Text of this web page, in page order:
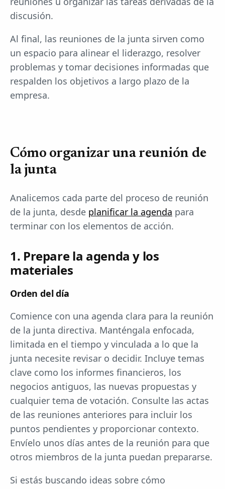
discusión.
Al final, las reuniones de la junta sirven como
un espacio para alinear el liderazgo, resolver
problemas y tomar decisiones informadas que
respalden los objetivos a largo plazo de la
empresa.
Cómo organizar una reunión de
la junta
Analicemos cada parte del proceso de reunión
de la junta, desde planificar la agenda para
terminar con los elementos de acción.
1. Prepare la agenda y los
materiales
Orden del día
Comience con una agenda clara para la reunión
de la junta directiva. Manténgala enfocada,
limitada en el tiempo y vinculada a lo que la
junta necesite revisar o decidir. Incluye temas
clave como los informes financieros, los
negocios antiguos, las nuevas propuestas y
cualquier tema de votación. Consulte las actas
de las reuniones anteriores para incluir los
puntos pendientes y proporcionar contexto.
Envíelo unos días antes de la reunión para que
otros miembros de la junta puedan prepararse.
Si estás buscando ideas sobre cómo